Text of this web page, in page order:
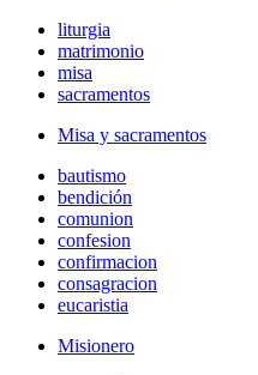
liturgia
matrimonio
misa
sacramentos
Misa y sacramentos
bautismo
bendición
comunion
confesion
confirmacion
consagracion
eucaristia
Misionero